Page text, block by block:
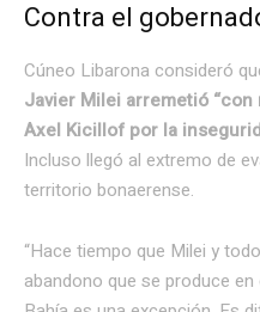
Contra el
Cúneo Libarona consideró
Javier Milei arremetió
Axel Kicillof por la
Incluso llegó al extremo de
territorio bonaerense.
“Hace tiempo que Milei y
abandono que se produce